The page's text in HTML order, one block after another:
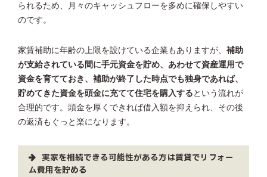
られるため、月々のキャッシュフローを多めに確保しやすい
のです。
家賃補助に年齢の上限を設けている企業もありますが、 補助
が支給されている間に手元資金を貯め、あわせて資産運用で
資金を育てておき、補助が終了した時点でも独身であれば、
貯めてきた資金を頭金に充てて住宅を購入する という流れが
合理的です。頭金を厚くできれば借入額を抑えられ、その後
の返済もぐっと楽になります。
実家を相続できる可能性がある方は賃貸でリフォー
ム費用を貯める